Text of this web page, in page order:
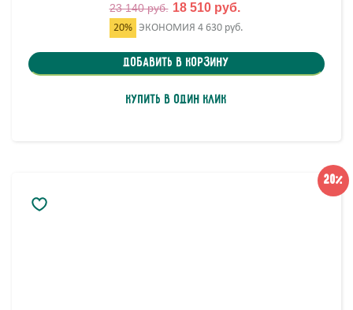
23 140 руб. 18 510 руб.
20% ЭКОНОМИЯ 4 630 руб.
Добавить в корзину
Купить в один клик
20%